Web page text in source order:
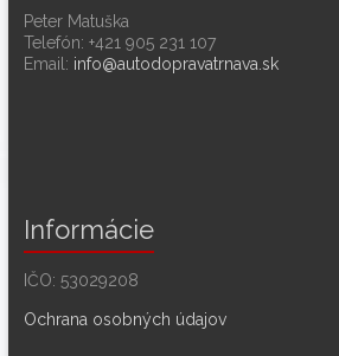
Peter Matuška
Telefón: +421 905 231 107
Email: info@autodopravatrnava.sk
Informácie
IČO: 53029208
Ochrana osobných údajov